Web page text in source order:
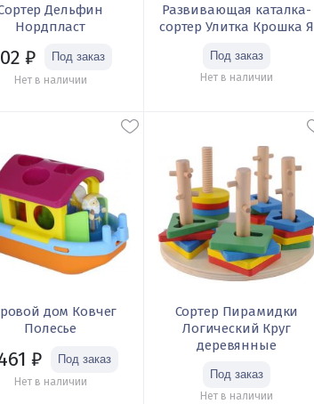
Дельфин
Нордпласт
₽
Нет в наличии
Развивающая каталка-
сортер Улитка Крошка Я
Нет в наличии
дом Ковчег
Полесье
₽
Нет в наличии
Сортер Пирамидки
Логический Круг
деревянные
Нет в наличии